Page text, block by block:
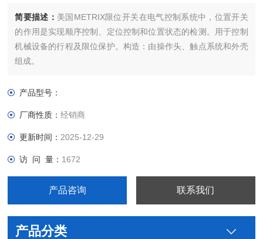
简要描述： 美国METRIX限位开关在电气控制系统中，位置开关
的作用是实现顺序控制、定位控制和位置状态的检测。用于控制
机械设备的行程及限位保护。构造：由操作头、触点系统和外壳
组成。
产品型号：
厂商性质：经销商
更新时间： 2025-12-29
访 问 量： 1672
产品咨询 联系我们
产品分类